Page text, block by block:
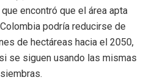
encontró que el área apta
podría reducirse de
de hectáreas hacia el 2050,
se siguen usando las mismas